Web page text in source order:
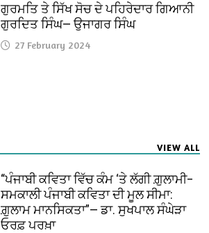
ਗੁਰਮਤਿ ਤੇ ਸਿੱਖ ਸੋਚ ਦੇ ਪਹਿਰੇਦਾਰ ਗਿਆਨੀ
ਗੁਰਦਿਤ ਸਿੰਘ— ਉਜਾਗਰ ਸਿੰਘ
27 February 2024
VIEW ALL
“ਪੰਜਾਬੀ ਕਵਿਤਾ ਵਿੱਚ ਕੰਮ ‘ਤੇ ਲੱਗੀ ਗ਼ੁਲਾਮੀ–
ਸਮਕਾਲੀ ਪੰਜਾਬੀ ਕਵਿਤਾ ਦੀ ਮੂਲ ਸੀਮਾ:
ਗ਼ੁਲਾਮ ਮਾਨਸਿਕਤਾ”— ਡਾ. ਸੁਖਪਾਲ ਸੰਘੇੜਾ
ਓਰਫ਼ ਪਰਖ਼ਾ